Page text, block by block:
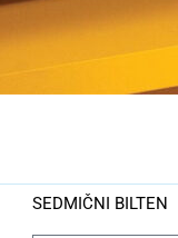
SEDMIČNI BILTEN